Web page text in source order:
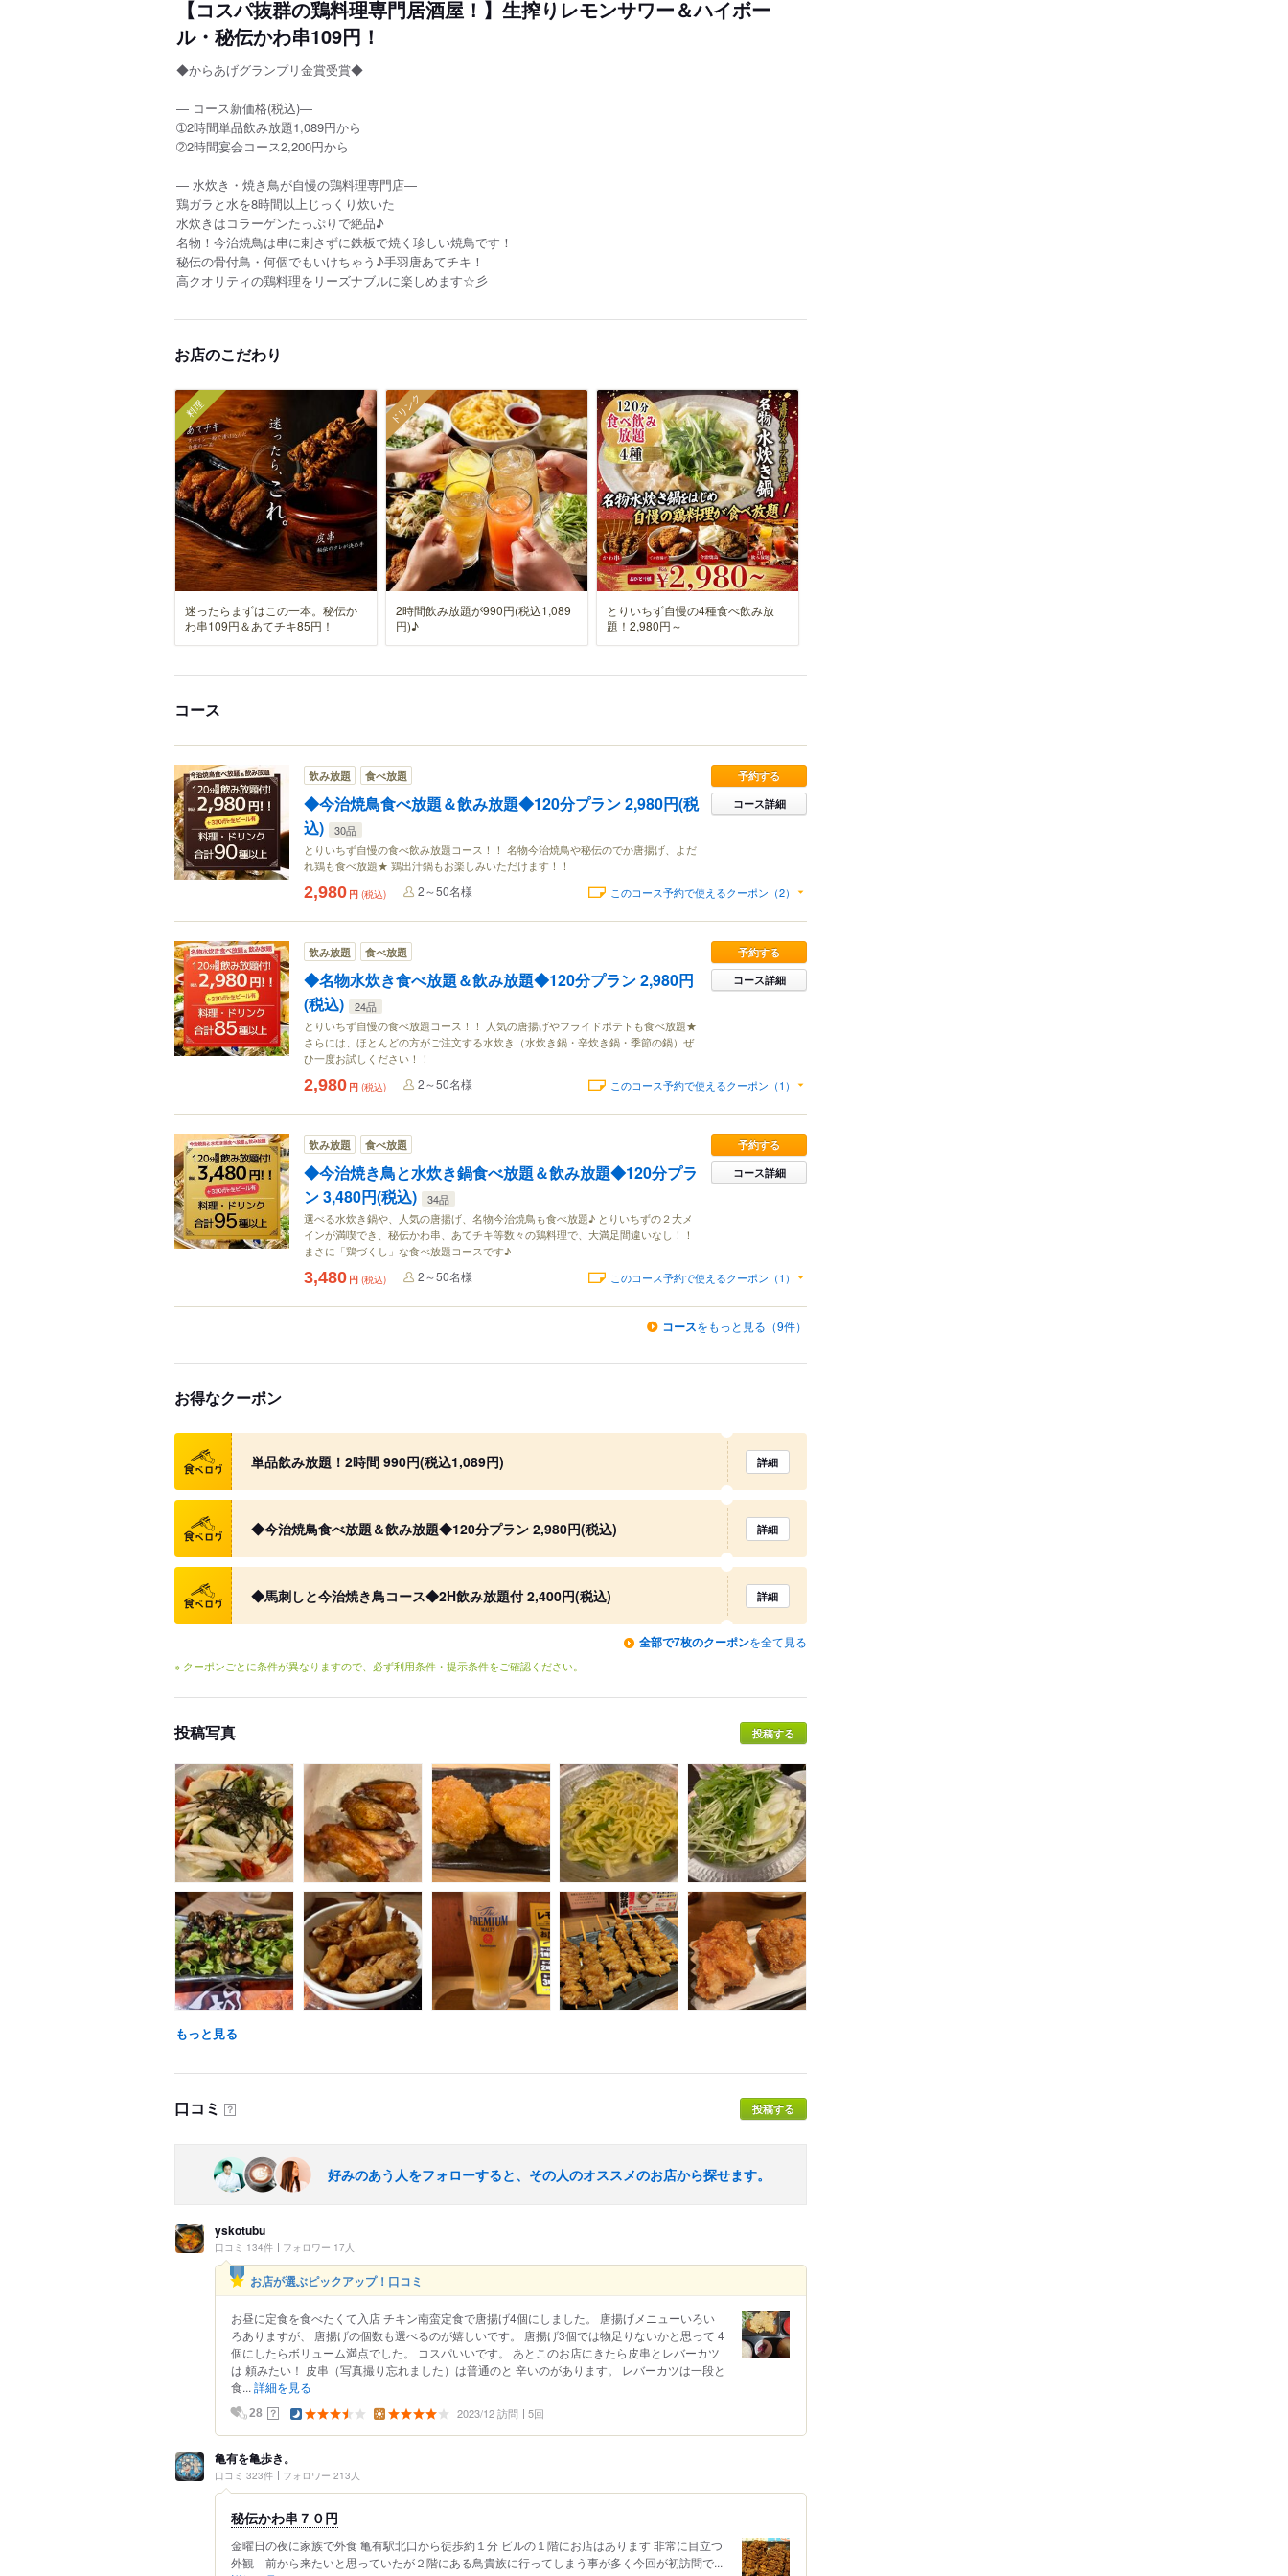
【コスパ抜群の鶏料理専門居酒屋！】生搾りレモンサワー＆ハイボー
ル・秘伝かわ串109円！
◆からあげグランプリ金賞受賞◆
― コース新価格(税込)―
➀2時間単品飲み放題1,089円から
➁2時間宴会コース2,200円から
― 水炊き・焼き鳥が自慢の鶏料理専門店―
鶏ガラと水を8時間以上じっくり炊いた
水炊きはコラーゲンたっぷりで絶品♪
名物！今治焼鳥は串に刺さずに鉄板で焼く珍しい焼鳥です！
秘伝の骨付鳥・何個でもいけちゃう♪手羽唐あてチキ！
高クオリティの鶏料理をリーズナブルに楽しめます☆彡
お店のこだわり
料理
迷ったらまずはこの一本。秘伝か
わ串109円＆あてチキ85円！
ドリンク
2時間飲み放題が990円(税込1,089
円)♪
とりいちず自慢の4種食べ飲み放
題！2,980円～
コース
飲み放題 食べ放題
◆今治焼鳥食べ放題＆飲み放題◆120分プラン 2,980円(税
込)
30品
とりいちず自慢の食べ飲み放題コース！！ 名物今治焼鳥や秘伝のでか唐揚げ、よだ
れ鶏も食べ放題★ 鶏出汁鍋もお楽しみいただけます！！
予約する
コース詳細
2,980 円 (税込) 2～50名様 このコース予約で使えるクーポン（2）
飲み放題 食べ放題
◆名物水炊き食べ放題＆飲み放題◆120分プラン 2,980円
(税込)
24品
とりいちず自慢の食べ放題コース！！ 人気の唐揚げやフライドポテトも食べ放題★
さらには、ほとんどの方がご注文する水炊き（水炊き鍋・辛炊き鍋・季節の鍋）ぜ
ひ一度お試しください！！
予約する
コース詳細
2,980 円 (税込) 2～50名様 このコース予約で使えるクーポン（1）
飲み放題 食べ放題
◆今治焼き鳥と水炊き鍋食べ放題＆飲み放題◆120分プラ
ン 3,480円(税込)
34品
選べる水炊き鍋や、人気の唐揚げ、名物今治焼鳥も食べ放題♪ とりいちずの２大メ
インが満喫でき、秘伝かわ串、あてチキ等数々の鶏料理で、大満足間違いなし！！
まさに「鶏づくし」な食べ放題コースです♪
予約する
コース詳細
3,480 円 (税込) 2～50名様 このコース予約で使えるクーポン（1）
コースをもっと見る（9件）
お得なクーポン
クーポン
単品飲み放題！2時間 990円(税込1,089円) 詳細
クーポン
◆今治焼鳥食べ放題＆飲み放題◆120分プラン 2,980円(税込) 詳細
クーポン
◆馬刺しと今治焼き鳥コース◆2H飲み放題付 2,400円(税込) 詳細
全部で7枚のクーポンを全て見る
※ クーポンごとに条件が異なりますので、必ず利用条件・提示条件をご確認ください。
投稿写真 投稿する
もっと見る
口コミ ？ 投稿する
好みのあう人をフォローすると、その人のオススメのお店から探せます。
yskotubu
口コミ 134件 フォロワー 17人
お店が選ぶピックアップ！口コミ
お昼に定食を食べたくて入店 チキン南蛮定食で唐揚げ4個にしました。 唐揚げメニューいろい
ろありますが、 唐揚げの個数も選べるのが嬉しいです。 唐揚げ3個では物足りないかと思って 4
個にしたらボリューム満点でした。 コスパいいです。 あとこのお店にきたら皮串とレバーカツ
は 頼みたい！ 皮串（写真撮り忘れました）は普通のと 辛いのがあります。 レバーカツは一段と
食... 詳細を見る
28 ？ 2023/12 訪問 5回
亀有を亀歩き。
口コミ 323件 フォロワー 213人
秘伝かわ串７０円
金曜日の夜に家族で外食 亀有駅北口から徒歩約１分 ビルの１階にお店はあります 非常に目立つ
外観 前から来たいと思っていたが２階にある鳥貴族に行ってしまう事が多く今回が初訪問で...